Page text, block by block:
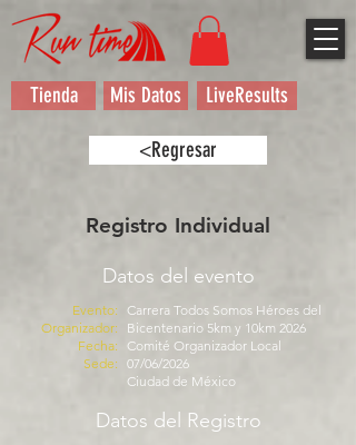
Tienda Mis Datos LiveResults
<Regresar
Registro Individual
Datos del evento
Evento:
Organizador:
Fecha:
Sede:
Carrera Todos Somos Héroes del
Bicentenario 5km y 10km 2026
Comité Organizador Local
07/06/2026
Ciudad de México
Datos del Registro